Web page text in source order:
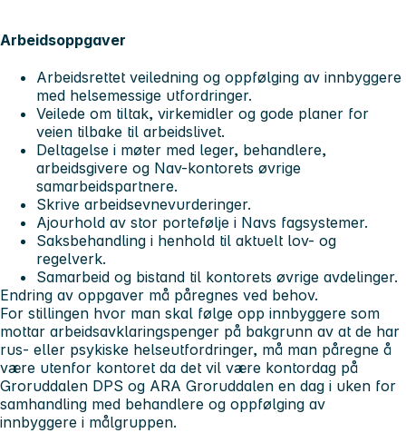
Arbeidsoppgaver
Arbeidsrettet veiledning og oppfølging av innbyggere
med helsemessige utfordringer.
Veilede om tiltak, virkemidler og gode planer for
veien tilbake til arbeidslivet.
Deltagelse i møter med leger, behandlere,
arbeidsgivere og Nav-kontorets øvrige
samarbeidspartnere.
Skrive arbeidsevnevurderinger.
Ajourhold av stor portefølje i Navs fagsystemer.
Saksbehandling i henhold til aktuelt lov- og
regelverk.
Samarbeid og bistand til kontorets øvrige avdelinger.
Endring av oppgaver må påregnes ved behov.
For stillingen hvor man skal følge opp innbyggere som
mottar arbeidsavklaringspenger på bakgrunn av at de har
rus- eller psykiske helseutfordringer, må man påregne å
være utenfor kontoret da det vil være kontordag på
Groruddalen DPS og ARA Groruddalen en dag i uken for
samhandling med behandlere og oppfølging av
innbyggere i målgruppen.